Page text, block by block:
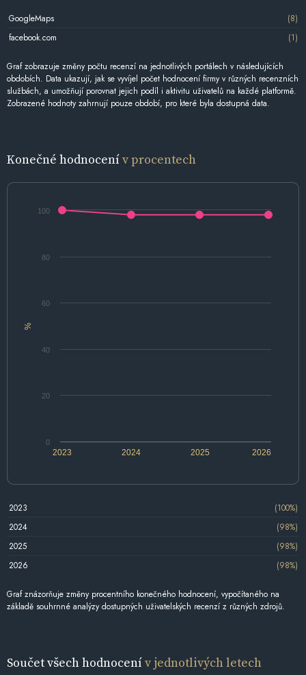
GoogleMaps
(8)
facebook.com
(1)
Graf zobrazuje změny počtu recenzí na jednotlivých portálech v následujících
obdobích. Data ukazují, jak se vyvíjel počet hodnocení firmy v různých recenzních
službách, a umožňují porovnat jejich podíl i aktivitu uživatelů na každé platformě.
Zobrazené hodnoty zahrnují pouze období, pro které byla dostupná data.
Konečné hodnocenív procentech
%
2024 2026
2023 2025
0
20
40
60
80
100
2023
(100%)
2024
(98%)
2025
(98%)
2026
(98%)
Graf znázorňuje změny procentního konečného hodnocení, vypočítaného na
základě souhrnné analýzy dostupných uživatelských recenzí z různých zdrojů.
Součet všech hodnocenív jednotlivých letech